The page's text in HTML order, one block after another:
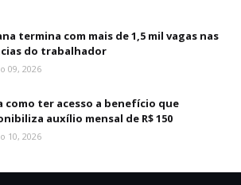
termina com mais de 1,5 mil vagas nas
do trabalhador
09, 2026
como ter acesso a benefício que
auxílio mensal de R$ 150
10, 2026